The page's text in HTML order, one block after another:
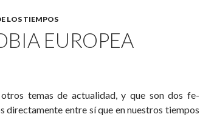
LOS TIEMPOS
EUROPEA
temas de actualidad, y que son dos fe­
directamente entre sí que en nuestros tiempos